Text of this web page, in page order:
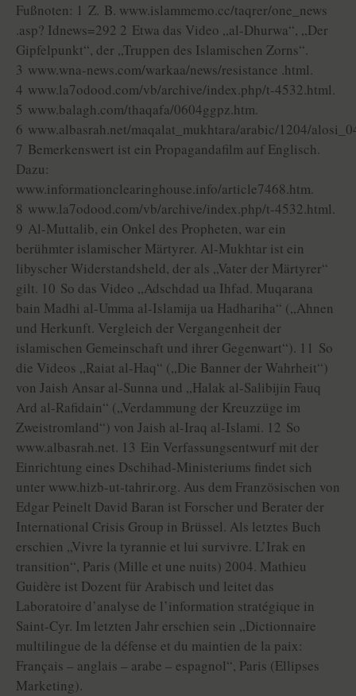
Fußnoten: 1 Z. B. www.islammemo.cc/taqrer/one_news
.asp? Idnews=292 2 Etwa das Video „al-Dhurwa“, „Der
Gipfelpunkt“, der „Truppen des Islamischen Zorns“.
3 www.wna-news.com/warkaa/news/resistance .html.
4 www.la7odood.com/vb/archive/index.php/t-4532.html.
5 www.balagh.com/thaqafa/0604ggpz.htm.
6 www.albasrah.net/maqalat_mukhtara/arabic/1204/
7 Bemerkenswert ist ein Propagandafilm auf Englisch.
Dazu:
www.informationclearinghouse.info/article7468.htm.
8 www.la7odood.com/vb/archive/index.php/t-4532.html.
9 Al-Muttalib, ein Onkel des Propheten, war ein
berühmter islamischer Märtyrer. Al-Mukhtar ist ein
libyscher Widerstandsheld, der als „Vater der Märtyrer“
gilt. 10 So das Video „Adschdad ua Ihfad. Muqarana
bain Madhi al-Umma al-Islamija ua Hadhariha“ („Ahnen
und Herkunft. Vergleich der Vergangenheit der
islamischen Gemeinschaft und ihrer Gegenwart“). 11 So
die Videos „Raiat al-Haq“ („Die Banner der Wahrheit“)
von Jaish Ansar al-Sunna und „Halak al-Salibijin Fauq
Ard al-Rafidain“ („Verdammung der Kreuzzüge im
Zweistromland“) von Jaish al-Iraq al-Islami. 12 So
www.albasrah.net. 13 Ein Verfassungsentwurf mit der
Einrichtung eines Dschihad-Ministeriums findet sich
unter www.hizb-ut-tahrir.org. Aus dem Französischen von
Edgar Peinelt David Baran ist Forscher und Berater der
International Crisis Group in Brüssel. Als letztes Buch
erschien „Vivre la tyrannie et lui survivre. L’Irak en
transition“, Paris (Mille et une nuits) 2004. Mathieu
Guidère ist Dozent für Arabisch und leitet das
Laboratoire d’analyse de l’information stratégique in
Saint-Cyr. Im letzten Jahr erschien sein „Dictionnaire
multilingue de la défense et du maintien de la paix:
Français – anglais – arabe – espagnol“, Paris (Ellipses
Marketing).